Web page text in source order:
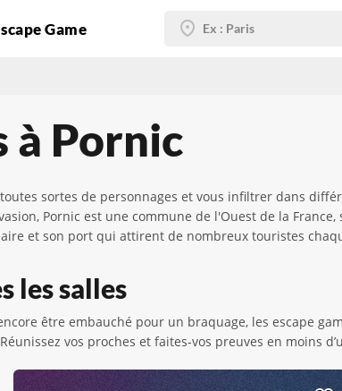
Game
à Pornic
sortes de personnages et vous infiltrer dans
Pornic est une commune de l'Ouest de la
et son port qui attirent de nombreux touristes
les salles
être embauché pour un braquage, les escape
vos proches et faites-vos preuves en moins